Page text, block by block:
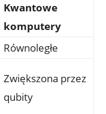
Kwantowe
komputery
Równoległe
Zwiększona przez
qubity